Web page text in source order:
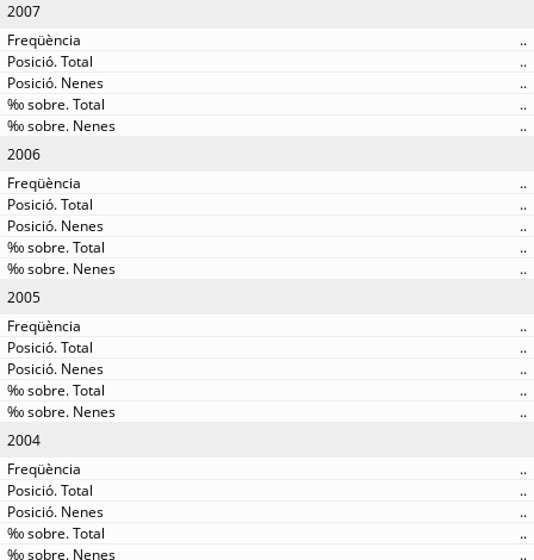
2007
..
..
..
..
..
2006
..
..
..
..
..
2005
..
..
..
..
..
2004
..
..
..
..
..